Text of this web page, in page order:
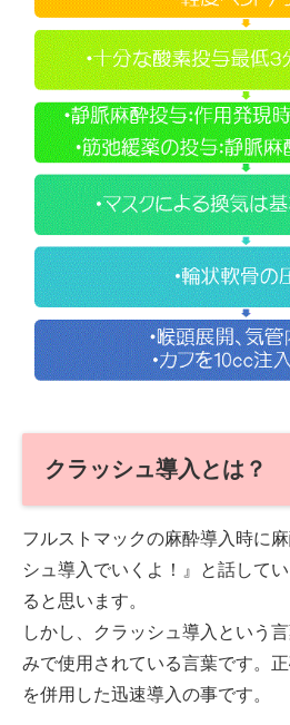
クラッシュ導入とは？
フルストマックの麻酔導入時に
シュ導入でいくよ！』と話して
ると思います。
しかし、クラッシュ導入という
みで使用されている言葉です。
を併用した迅速導入の事です。